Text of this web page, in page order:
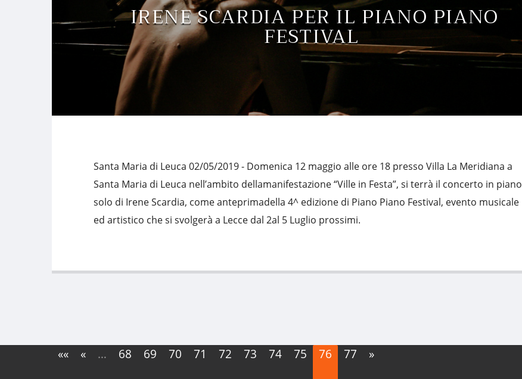
IRENE SCARDIA PER IL PIANO PIANO
FESTIVAL
Santa Maria di Leuca 02/05/2019 - Domenica 12 maggio alle ore 18 presso Villa La Meridiana a
Santa Maria di Leuca nell’ambito dellamanifestazione “Ville in Festa”, si terrà il concerto in piano
solo di Irene Scardia, come anteprimadella 4^ edizione di Piano Piano Festival, evento musicale
ed artistico che si svolgerà a Lecce dal 2al 5 Luglio prossimi.
«« « … 68 69 70 71 72 73 74 75 76 77 »